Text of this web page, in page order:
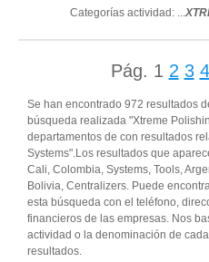
Categorías actividad: ...
Pág. 1 2 3 4
Se han encontrado 972 resultados
búsqueda realizada "Xtreme
departamentos de con resultados
Systems".Los resultados que
Cali, Colombia, Systems, Tools,
Bolivia, Centralizers. Puede
esta búsqueda con el teléfono,
financieros de las empresas. Nos
actividad o la denominación de
resultados.